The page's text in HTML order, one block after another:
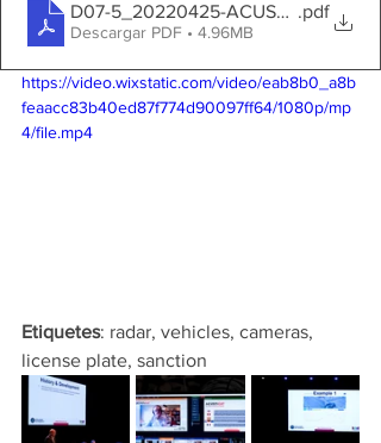
D07-5_20220425-ACUSTICAT
.pdf
Descargar PDF • 4.96MB
https://video.wixstatic.com/video/eab8b0_a8b
feaacc83b40ed87f774d90097ff64/1080p/mp
4/file.mp4
Etiquetes: radar, vehicles, cameras,
license plate, sanction